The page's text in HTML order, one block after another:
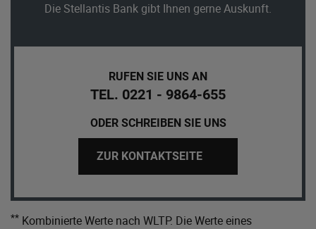
Die Stellantis Bank gibt Ihnen gerne Auskunft.
RUFEN SIE UNS AN
TEL. 0221 - 9864-655
ODER SCHREIBEN SIE UNS
ZUR KONTAKTSEITE
** Kombinierte Werte nach WLTP. Die Werte eines